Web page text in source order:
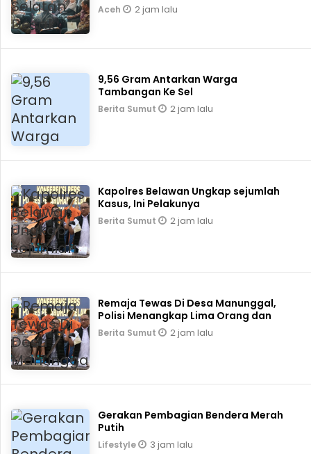
Aceh 2 jam lalu
9,56 Gram Antarkan Warga
Tambangan Ke Sel
Berita Sumut 2 jam lalu
Kapolres Belawan Ungkap sejumlah
Kasus, Ini Pelakunya
Berita Sumut 2 jam lalu
Remaja Tewas Di Desa Manunggal,
Polisi Menangkap Lima Orang dan
Berita Sumut 2 jam lalu
Gerakan Pembagian Bendera Merah
Putih
Lifestyle 3 jam lalu